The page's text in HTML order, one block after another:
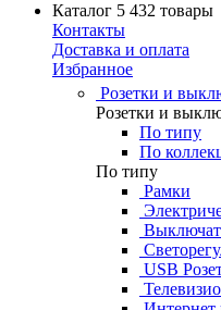
Каталог 5 432 товары
Контакты
Доставка и оплата
Избранное
Розетки и
Розетки и
По типу
По
По типу
Рамки
USB